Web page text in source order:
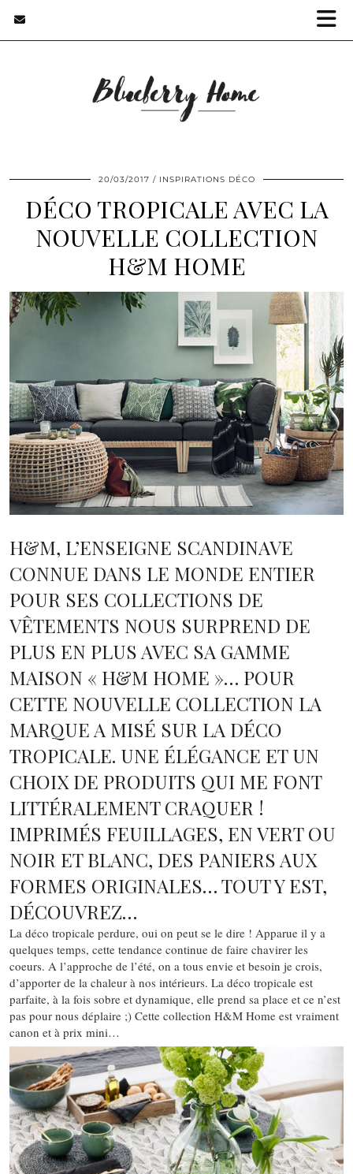
20/03/2017 INSPIRATIONS DÉCO
DÉCO TROPICALE AVEC LA
NOUVELLE COLLECTION
H&M HOME
H&M, L’ENSEIGNE SCANDINAVE
CONNUE DANS LE MONDE ENTIER
POUR SES COLLECTIONS DE
VÊTEMENTS NOUS SURPREND DE
PLUS EN PLUS AVEC SA GAMME
MAISON « H&M HOME »… POUR
CETTE NOUVELLE COLLECTION LA
MARQUE A MISÉ SUR LA DÉCO
TROPICALE. UNE ÉLÉGANCE ET UN
CHOIX DE PRODUITS QUI ME FONT
LITTÉRALEMENT CRAQUER !
IMPRIMÉS FEUILLAGES, EN VERT OU
NOIR ET BLANC, DES PANIERS AUX
FORMES ORIGINALES… TOUT Y EST,
DÉCOUVREZ…
La déco tropicale perdure, oui on peut se le dire ! Apparue il y a
quelques temps, cette tendance continue de faire chavirer les
coeurs. A l’approche de l’été, on a tous envie et besoin je crois,
d’apporter de la chaleur à nos intérieurs. La déco tropicale est
parfaite, à la fois sobre et dynamique, elle prend sa place et ce n’est
pas pour nous déplaire ;) Cette collection H&M Home est vraiment
canon et à prix mini…